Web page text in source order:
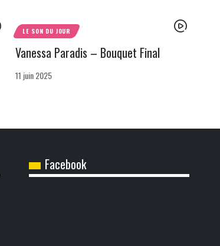
LE SON DU JOUR
Vanessa Paradis – Bouquet Final
11 juin 2025
Facebook